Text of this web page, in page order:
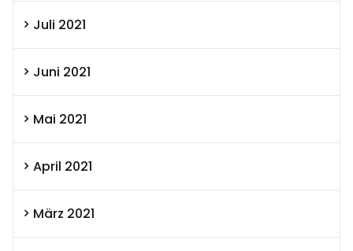
Juli 2021
Juni 2021
Mai 2021
April 2021
März 2021